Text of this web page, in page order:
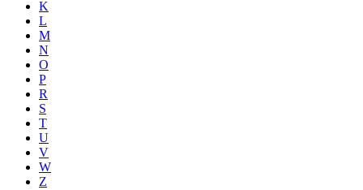
K
L
M
N
O
P
R
S
T
U
V
W
Z